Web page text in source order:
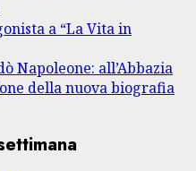
a “La Vita in
Napoleone: all’Abbazia
della nuova biografia